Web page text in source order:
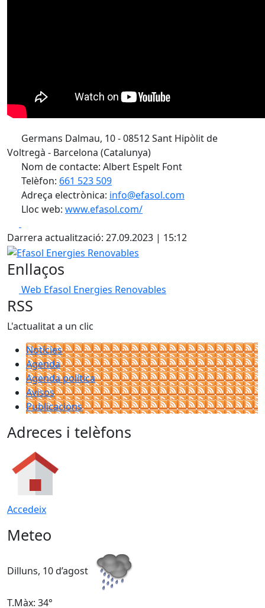
Germans Dalmau, 10 - 08512 Sant Hipòlit de
Voltregà - Barcelona (Catalunya)
Nom de contacte: Albert Espelt Font
Telèfon: 661 523 509
Adreça electrònica: info@efasol.com
Lloc web: www.efasol.com/
Darrera actualització: 27.09.2023 | 15:12
Efasol Energies Renovables
Enllaços
Web Efasol Energies Renovables
RSS
L'actualitat a un clic
Notícies
Agenda
Agenda política
Avisos
Publicacions
Adreces i telèfons
Accedeix
Meteo
Dilluns, 10 d’agost
T.Màx: 34°